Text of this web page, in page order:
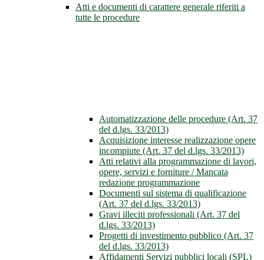
Atti e documenti di carattere generale riferiti a
tutte le procedure
Automatizzazione delle procedure (Art. 37
del d.lgs. 33/2013)
Acquisizione interesse realizzazione opere
incompiute (Art. 37 del d.lgs. 33/2013)
Atti relativi alla programmazione di lavori,
opere, servizi e forniture / Mancata
redazione programmazione
Documenti sul sistema di qualificazione
(Art. 37 del d.lgs. 33/2013)
Gravi illeciti professionali (Art. 37 del
d.lgs. 33/2013)
Progetti di investimento pubblico (Art. 37
del d.lgs. 33/2013)
Affidamenti Servizi pubblici locali (SPL)